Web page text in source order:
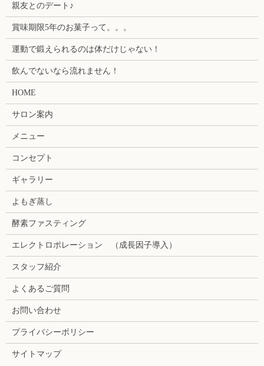
親友とのデート♪
賞味期限5年のお菓子って。。。
運動で鍛えられるのは体だけじゃない！
飲んでないなら流れません！
HOME
サロン案内
メニュー
コンセプト
ギャラリー
よもぎ蒸し
酵素ファスティング
エレクトロポレーション （成長因子導入）
スタッフ紹介
よくあるご質問
お問い合わせ
プライバシーポリシー
サイトマップ